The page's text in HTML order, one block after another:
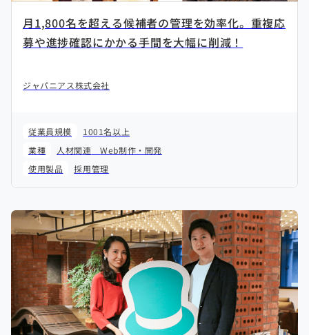
月1,800名を超える候補者の管理を効率化。重複応
募や進捗確認にかかる手間を大幅に削減！
ジャパニアス株式会社
従業員規模
1001名以上
業種
人材関連
Web制作・開発
使用製品
採用管理